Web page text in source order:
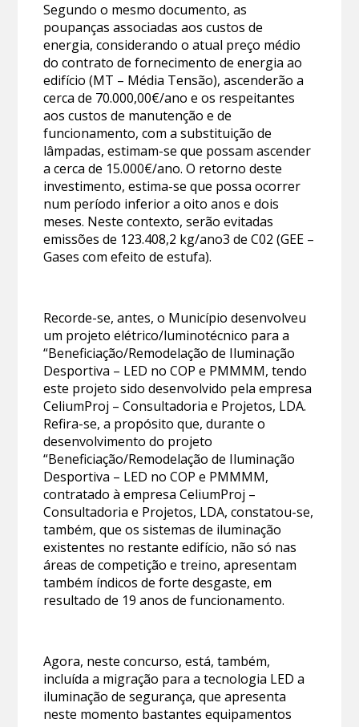
Segundo o mesmo documento, as
poupanças associadas aos custos de
energia, considerando o atual preço médio
do contrato de fornecimento de energia ao
edifício (MT – Média Tensão), ascenderão a
cerca de 70.000,00€/ano e os respeitantes
aos custos de manutenção e de
funcionamento, com a substituição de
lâmpadas, estimam-se que possam ascender
a cerca de 15.000€/ano. O retorno deste
investimento, estima-se que possa ocorrer
num período inferior a oito anos e dois
meses. Neste contexto, serão evitadas
emissões de 123.408,2 kg/ano3 de C02 (GEE –
Gases com efeito de estufa).
Recorde-se, antes, o Município desenvolveu
um projeto elétrico/luminotécnico para a
“Beneficiação/Remodelação de Iluminação
Desportiva – LED no COP e PMMMM, tendo
este projeto sido desenvolvido pela empresa
CeliumProj – Consultadoria e Projetos, LDA.
Refira-se, a propósito que, durante o
desenvolvimento do projeto
“Beneficiação/Remodelação de Iluminação
Desportiva – LED no COP e PMMMM,
contratado à empresa CeliumProj –
Consultadoria e Projetos, LDA, constatou-se,
também, que os sistemas de iluminação
existentes no restante edifício, não só nas
áreas de competição e treino, apresentam
também índicos de forte desgaste, em
resultado de 19 anos de funcionamento.
Agora, neste concurso, está, também,
incluída a migração para a tecnologia LED a
iluminação de segurança, que apresenta
neste momento bastantes equipamentos